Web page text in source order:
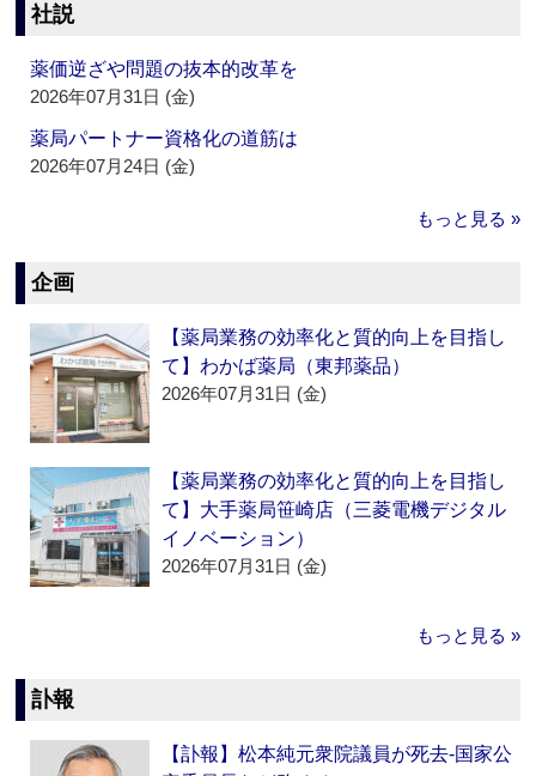
社説
薬価逆ざや問題の抜本的改革を
2026年07月31日 (金)
薬局パートナー資格化の道筋は
2026年07月24日 (金)
もっと見る »
企画
【薬局業務の効率化と質的向上を目指し
て】わかば薬局（東邦薬品）
2026年07月31日 (金)
【薬局業務の効率化と質的向上を目指し
て】大手薬局笹崎店（三菱電機デジタル
イノベーション）
2026年07月31日 (金)
もっと見る »
訃報
【訃報】松本純元衆院議員が死去‐国家公